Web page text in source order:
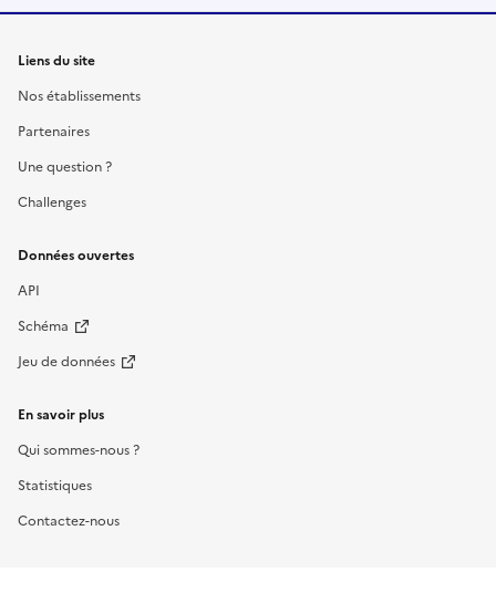
Liens du site
Nos établissements
Partenaires
Une question ?
Challenges
Données ouvertes
API
Schéma
Jeu de données
En savoir plus
Qui sommes-nous ?
Statistiques
Contactez-nous